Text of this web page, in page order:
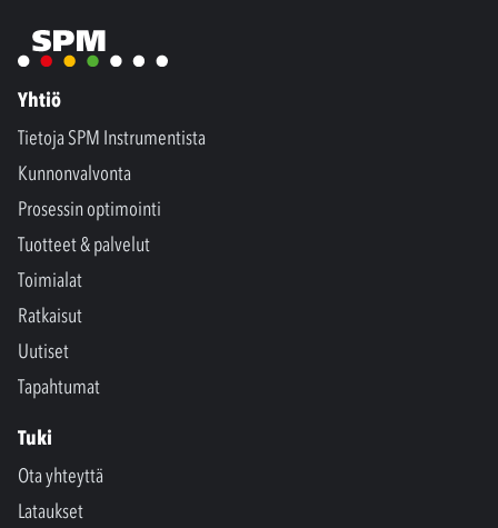
Yhtiö
Tietoja SPM Instrumentista
Kunnonvalvonta
Prosessin optimointi
Tuotteet & palvelut
Toimialat
Ratkaisut
Uutiset
Tapahtumat
Tuki
Ota yhteyttä
Lataukset